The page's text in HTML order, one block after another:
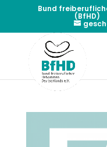
Bund
(BfHD)